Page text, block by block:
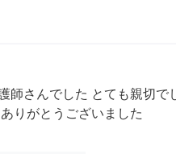
師さんでした とても親切で
りがとうございました